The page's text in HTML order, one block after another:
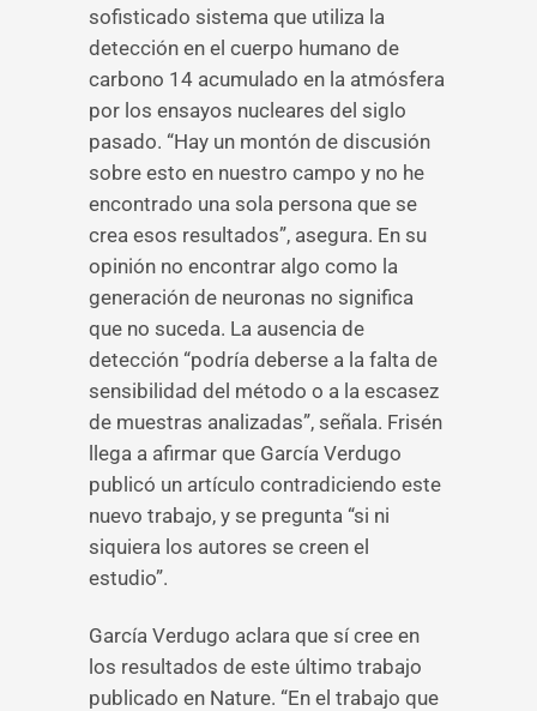
sofisticado sistema que utiliza la
detección en el cuerpo humano de
carbono 14 acumulado en la atmósfera
por los ensayos nucleares del siglo
pasado. “Hay un montón de discusión
sobre esto en nuestro campo y no he
encontrado una sola persona que se
crea esos resultados”, asegura. En su
opinión no encontrar algo como la
generación de neuronas no significa
que no suceda. La ausencia de
detección “podría deberse a la falta de
sensibilidad del método o a la escasez
de muestras analizadas”, señala. Frisén
llega a afirmar que García Verdugo
publicó un artículo contradiciendo este
nuevo trabajo, y se pregunta “si ni
siquiera los autores se creen el
estudio”.
García Verdugo aclara que sí cree en
los resultados de este último trabajo
publicado en Nature. “En el trabajo que